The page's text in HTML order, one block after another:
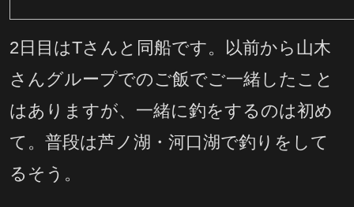
2日目はTさんと同船です。以前から山木
さんグループでのご飯でご一緒したこと
はありますが、一緒に釣をするのは初め
て。普段は芦ノ湖・河口湖で釣りをして
るそう。